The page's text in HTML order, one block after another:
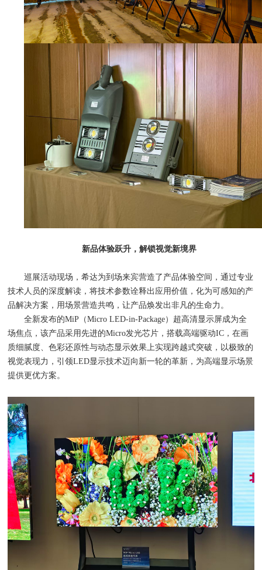
新品体验跃升，解锁视觉新境界
巡展活动现场，希达为到场来宾营造了产品体验空间，通过专业
技术人员的深度解读，将技术参数诠释出应用价值，化为可感知的产
品解决方案，用场景营造共鸣，让产品焕发出非凡的生命力。
全新发布的MiP（Micro LED-in-Package）超高清显示屏成为全
场焦点，该产品采用先进的Micro发光芯片，搭载高端驱动IC，在画
质细腻度、色彩还原性与动态显示效果上实现跨越式突破，以极致的
视觉表现力，引领LED显示技术迈向新一轮的革新，为高端显示场景
提供更优方案。